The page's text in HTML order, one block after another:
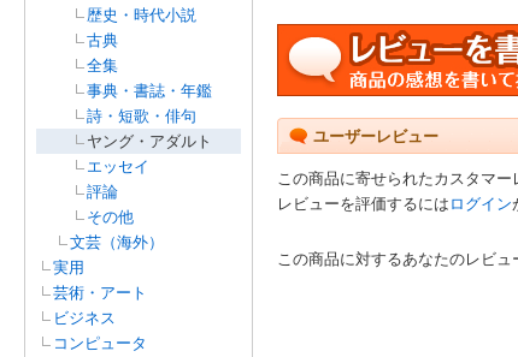
歴史・時代小説
古典
全集
事典・書誌・年鑑
詩・短歌・俳句
ヤング・アダルト
エッセイ
評論
その他
文芸（海外）
実用
芸術・アート
ビジネス
コンピュータ
ユーザーレビュー
この商品に寄せられたカスタマー
レビューを評価するには ログイン
この商品に対するあなたのレビュ